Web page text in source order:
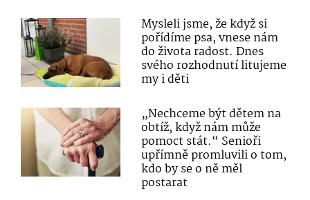
Mysleli jsme, že když si
pořídíme psa, vnese nám
do života radost. Dnes
svého rozhodnutí litujeme
my i děti
„Nechceme být dětem na
obtíž, když nám může
pomoct stát.“ Senioři
upřímně promluvili o tom,
kdo by se o ně měl
postarat